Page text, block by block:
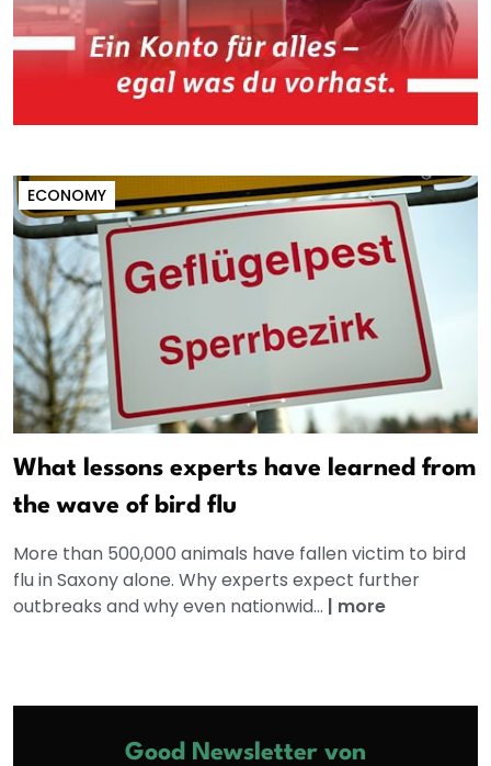
ECONOMY
What lessons experts have learned from
the wave of bird flu
More than 500,000 animals have fallen victim to bird
flu in Saxony alone. Why experts expect further
outbreaks and why even nationwid... | more
Good Newsletter von